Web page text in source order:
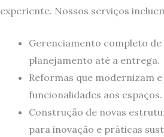
experiente. Nossos serviços
Gerenciamento completo de
planejamento até a entrega.
Reformas que modernizam
funcionalidades aos espaços.
Construção de novas
para inovação e práticas